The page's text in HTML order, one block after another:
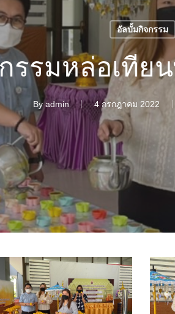
อัลบั้มกิจกรรม
รรมหล่อเทีย
By admin 4 กรกฎาคม 2022
S__13729800